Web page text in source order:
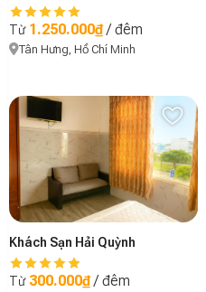
Từ 1.250.000₫/ đêm
Tân Hưng, Hồ Chí Minh
Khách Sạn Hải Quỳnh
Từ 300.000₫/ đêm